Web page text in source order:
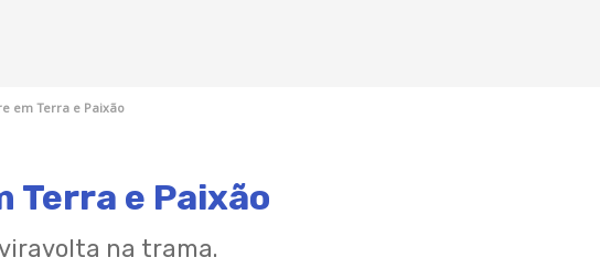
em Terra e Paixão
Terra e Paixão
na trama.